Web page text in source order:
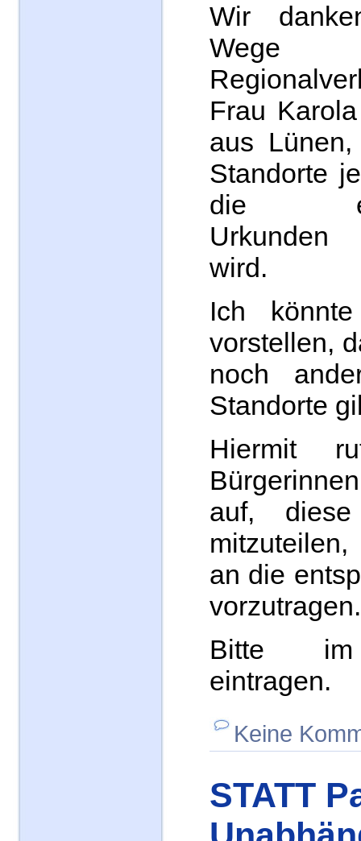
Wir
Frau
aus
Standorte
die
wird.
Ich
vorstellen,
noch
Standorte
Hiermit
auf,
an die
vorzutragen.
Bitte im
eintragen.
Keine
STATT